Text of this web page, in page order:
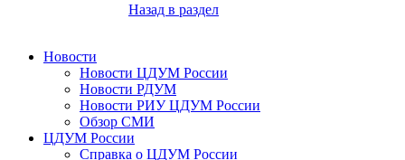
Назад в раздел
Новости
Новости ЦДУМ России
Новости РДУМ
Новости РИУ ЦДУМ России
Обзор СМИ
ЦДУМ России
Справка о ЦДУМ России